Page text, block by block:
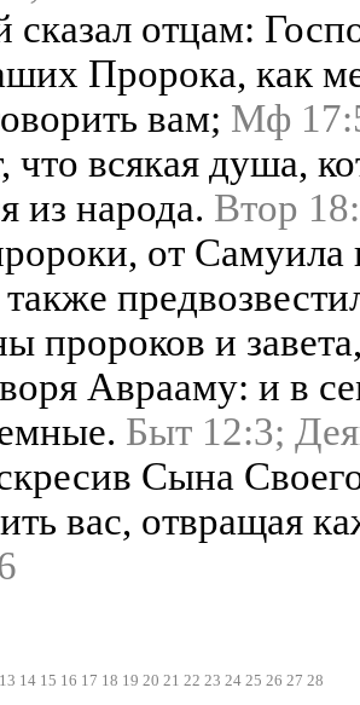
отцам:
Пророка, как
вам; Мф
что всякая душа,
из народа. Втор
от Самуила
пророков и
Аврааму: и в
Быт 12:3;
Сына
вас, отвращая
13 14 15 16 17 18 19 20 21 22 23 24 25 26 27 28